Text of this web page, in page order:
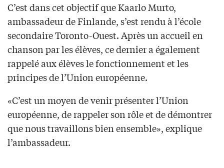
C’est dans cet objectif que Kaarlo Murto,
ambassadeur de Finlande, s’est rendu à l’école
secondaire Toronto-Ouest. Après un accueil en
chanson par les élèves, ce dernier a également
rappelé aux élèves le fonctionnement et les
principes de l’Union européenne.
«C’est un moyen de venir présenter l’Union
européenne, de rappeler son rôle et de démontrer
que nous travaillons bien ensemble», explique
l’ambassadeur.